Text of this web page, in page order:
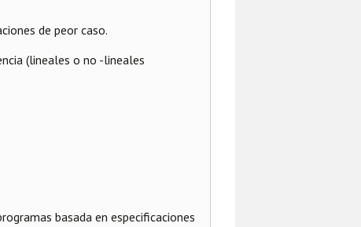
de peor caso.
(lineales o no -lineales
basada en especificaciones